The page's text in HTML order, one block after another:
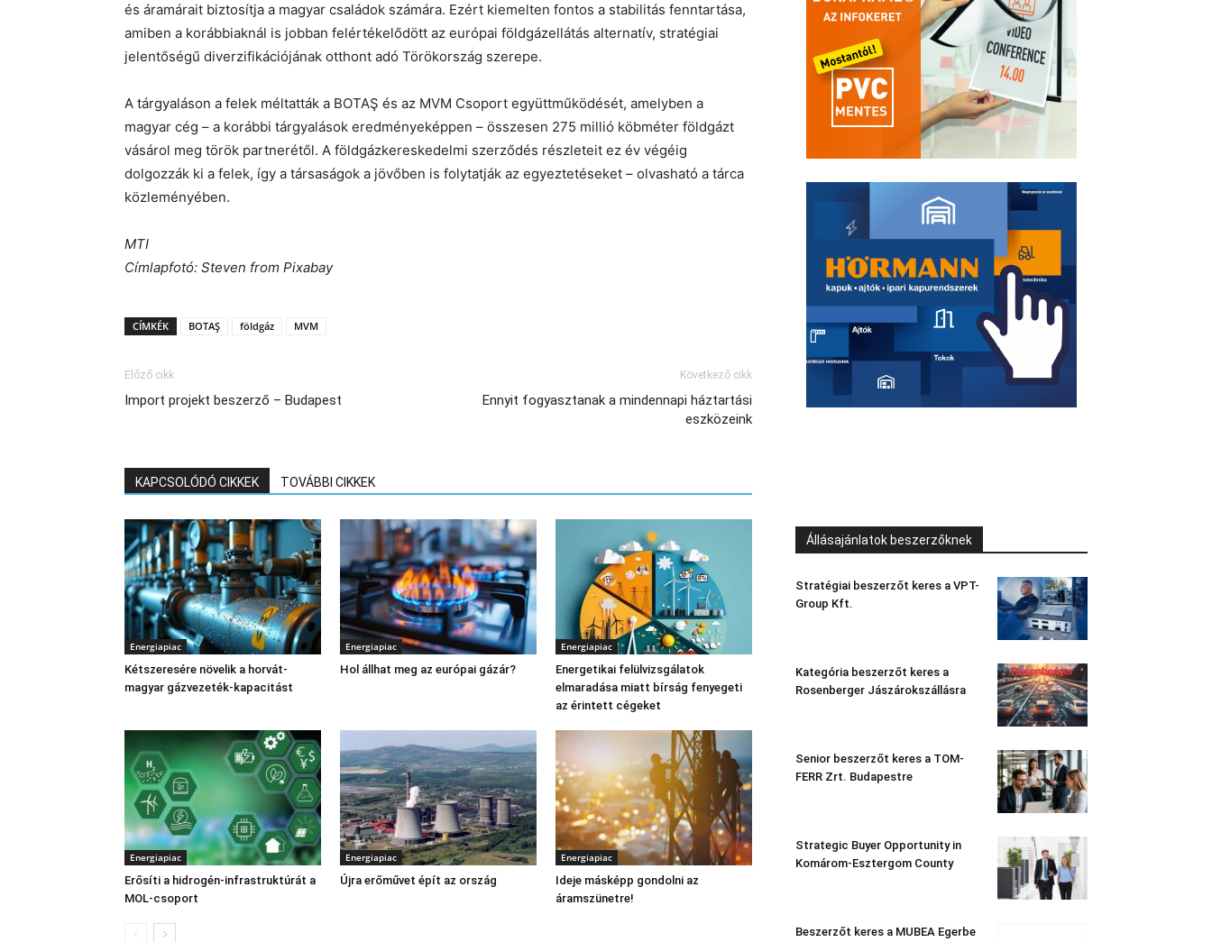
és áramárait biztosítja a magyar családok számára. Ezért kiemelten fontos a stabilitás fenntartása,
amiben a korábbiaknál is jobban felértékelődött az európai földgázellátás alternatív, stratégiai
jelentőségű diverzifikációjának otthont adó Törökország szerepe.
A tárgyaláson a felek méltatták a BOTAŞ és az MVM Csoport együttműködését, amelyben a
magyar cég – a korábbi tárgyalások eredményeképpen – összesen 275 millió köbméter földgázt
vásárol meg török partnerétől. A földgázkereskedelmi szerződés részleteit ez év végéig
dolgozzák ki a felek, így a társaságok a jövőben is folytatják az egyeztetéseket – olvasható a tárca
közleményében.
MTI
Címlapfotó: Steven from Pixabay
CÍMKÉK BOTAŞ földgáz MVM
Előző cikk
Import projekt beszerző – Budapest
Következő cikk
Ennyit fogyasztanak a mindennapi háztartási
eszközeink
KAPCSOLÓDÓ CIKKEK TOVÁBBI CIKKEK
Energiapiac
Kétszeresére növelik a horvát-
magyar gázvezeték-kapacitást
Energiapiac
Hol állhat meg az európai gázár?
Energiapiac
Energetikai felülvizsgálatok
elmaradása miatt bírság fenyegeti
az érintett cégeket
Energiapiac
Erősíti a hidrogén-infrastruktúrát a
MOL-csoport
Energiapiac
Újra erőművet épít az ország
Energiapiac
Ideje másképp gondolni az
áramszünetre!
Állásajánlatok beszerzőknek
Stratégiai beszerzőt keres a VPT-
Group Kft.
Kategória beszerzőt keres a
Rosenberger Jászárokszállásra
Senior beszerzőt keres a TOM-
FERR Zrt. Budapestre
Strategic Buyer Opportunity in
Komárom-Esztergom County
Beszerzőt keres a MUBEA Egerbe